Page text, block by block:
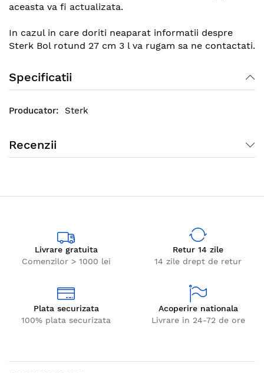
aceasta va fi actualizata.
In cazul in care doriti neaparat informatii despre
Sterk Bol rotund 27 cm 3 l va rugam sa ne contactati.
Specificatii
Sterk
Recenzii
Livrare gratuita
Comenzilor > 1000 lei
Retur 14 zile
14 zile drept de retur
Plata securizata
100% plata securizata
Acoperire nationala
Livrare in 24-72 de ore